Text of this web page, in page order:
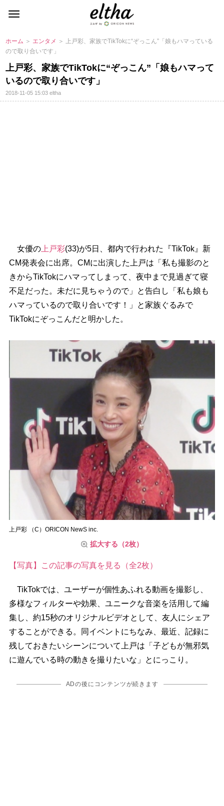
ホーム ＞ エンタメ ＞ 上戸彩、家族でTikTokに“ぞっこん”「娘もハマっている
ので取り合いです」
上戸彩、家族でTikTokに“ぞっこん”「娘もハマって
いるので取り合いです」
2018-11-05 15:03eltha
女優の上戸彩(33)が5日、都内で行われた『TikTok』新
CM発表会に出席。CMに出演した上戸は「私も撮影のと
きからTikTokにハマってしまって、夜中まで見過ぎて寝
不足だった。未だに見ちゃうので」と告白し「私も娘も
ハマっているので取り合いです！」と家族ぐるみで
TikTokにぞっこんだと明かした。
上戸彩 （C）ORICON NewS inc.
拡大する（2枚）
【写真】この記事の写真を見る（全2枚）
TikTokでは、ユーザーが個性あふれる動画を撮影し、
多様なフィルターや効果、ユニークな音楽を活用して編
集し、約15秒のオリジナルビデオとして、友人にシェア
することができる。同イベントにちなみ、最近、記録に
残しておきたいシーンについて上戸は「子どもが無邪気
に遊んでいる時の動きを撮りたいな」とにっこり。
ADの後にコンテンツが続きます